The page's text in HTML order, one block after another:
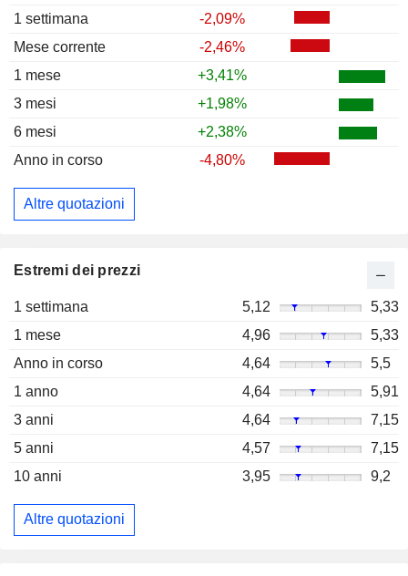
1 settimana
-2,09%
Mese corrente
-2,46%
1 mese
+3,41%
3 mesi
+1,98%
6 mesi
+2,38%
Anno in corso
-4,80%
Altre quotazioni
Estremi dei prezzi
1 settimana 5,12
5,33
1 mese
4,96
5,33
Anno in corso
4,64
5,5
1 anno
4,64
5,91
3 anni
4,64
7,15
5 anni
4,57
7,15
10 anni
3,95 9,2
Altre quotazioni